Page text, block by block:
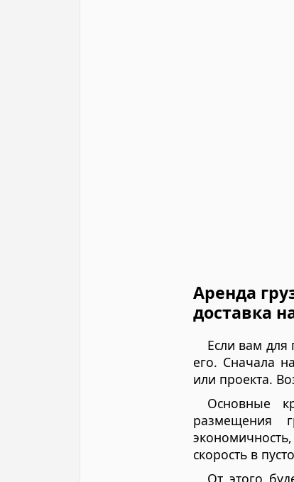
Аренда
доставка
Если вам для
его. Сначала
или проекта.
Основные
размещения
скорость в
От этого